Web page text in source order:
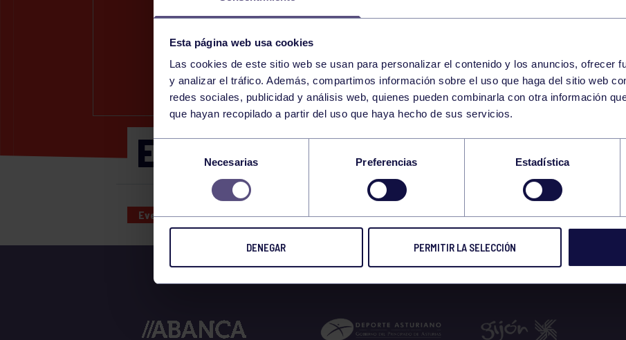
Esta página web usa cookies
Las cookies de este sitio web se usan para personalizar el contenido y los anuncios, ofrecer
y analizar el tráfico. Además, compartimos información sobre el uso que haga del sitio web
redes sociales, publicidad y análisis web, quienes pueden combinarla con otra información
que hayan recopilado a partir del uso que haya hecho de sus servicios.
Selección
de
consentimiento
Necesarias Preferencias Estadística
DENEGAR PERMITIR LA SELECCIÓN
29 SUNDAY
MARCH
09:00 h RGCC (PISTA
ENTRENAMIENTO VETERANOS
Eventos deportivos 29 MAR 2026